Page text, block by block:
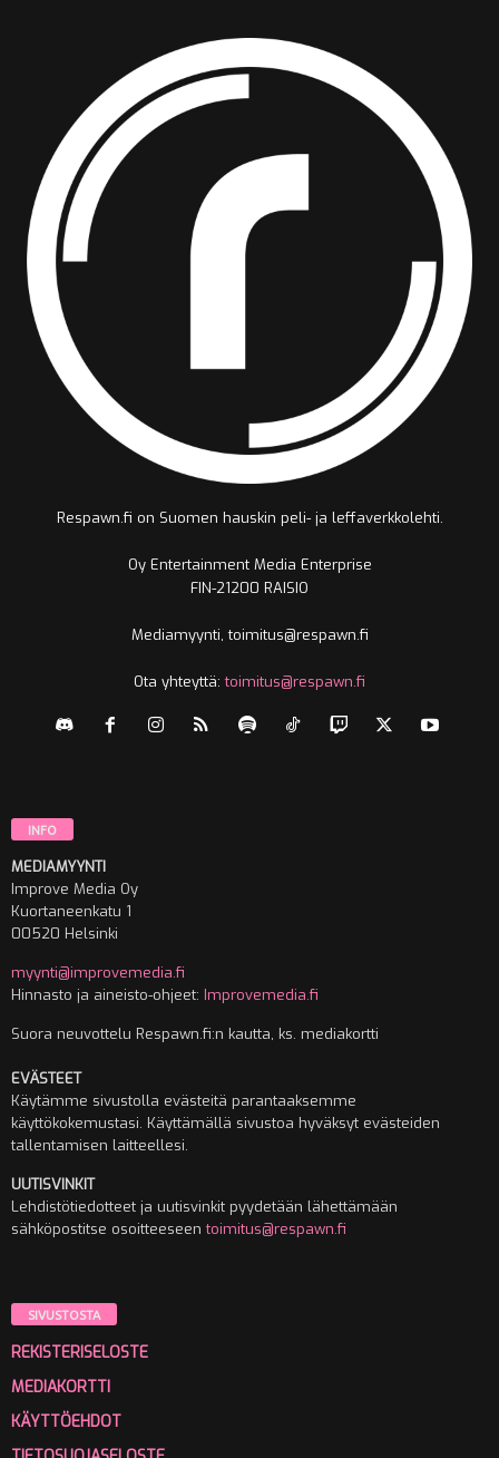
Respawn.fi on Suomen hauskin peli- ja leffaverkkolehti.
Oy Entertainment Media Enterprise
FIN-21200 RAISIO
Mediamyynti, toimitus@respawn.fi
Ota yhteyttä:toimitus@respawn.fi
INFO
MEDIAMYYNTI
Improve Media Oy
Kuortaneenkatu 1
00520 Helsinki
myynti@improvemedia.fi
Hinnasto ja aineisto-ohjeet: Improvemedia.fi
Suora neuvottelu Respawn.fi:n kautta, ks. mediakortti
EVÄSTEET
Käytämme sivustolla evästeitä parantaaksemme
käyttökokemustasi. Käyttämällä sivustoa hyväksyt evästeiden
tallentamisen laitteellesi.
UUTISVINKIT
Lehdistötiedotteet ja uutisvinkit pyydetään lähettämään
sähköpostitse osoitteeseentoimitus@respawn.fi
SIVUSTOSTA
REKISTERISELOSTE
MEDIAKORTTI
KÄYTTÖEHDOT